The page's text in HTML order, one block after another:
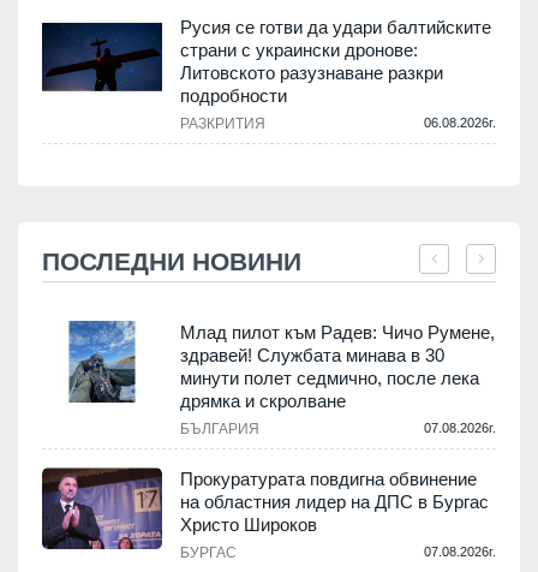
Русия се готви да удари балтийските
страни с украински дронове:
Литовското разузнаване разкри
подробности
РАЗКРИТИЯ 06.08.2026г.
ПОСЛЕДНИ НОВИНИ
Млад пилот към Радев: Чичо Румене,
здравей! Службата минава в 30
минути полет седмично, после лека
дрямка и скролване
БЪЛГАРИЯ 07.08.2026г.
Прокуратурата повдигна обвинение
на областния лидер на ДПС в Бургас
Христо Широков
БУРГАС 07.08.2026г.